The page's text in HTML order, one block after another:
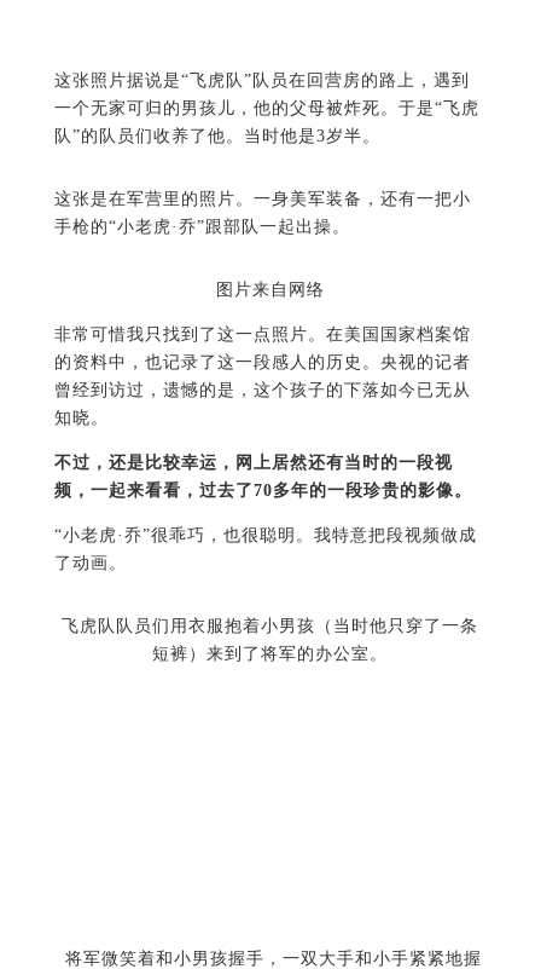
这张照片据说是“飞虎队”队员在回营房的路上，遇到
一个无家可归的男孩儿，他的父母被炸死。于是“飞虎
队”的队员们收养了他。当时他是3岁半。
这张是在军营里的照片。一身美军装备，还有一把小
手枪的“小老虎·乔”跟部队一起出操。
图片来自网络
非常可惜我只找到了这一点照片。在美国国家档案馆
的资料中，也记录了这一段感人的历史。央视的记者
曾经到访过，遗憾的是，这个孩子的下落如今已无从
知晓。
不过，还是比较幸运，网上居然还有当时的一段视
频，一起来看看，过去了70多年的一段珍贵的影像。
“小老虎·乔”很乖巧，也很聪明。我特意把段视频做成
了动画。
飞虎队队员们用衣服抱着小男孩（当时他只穿了一条
短裤）来到了将军的办公室。